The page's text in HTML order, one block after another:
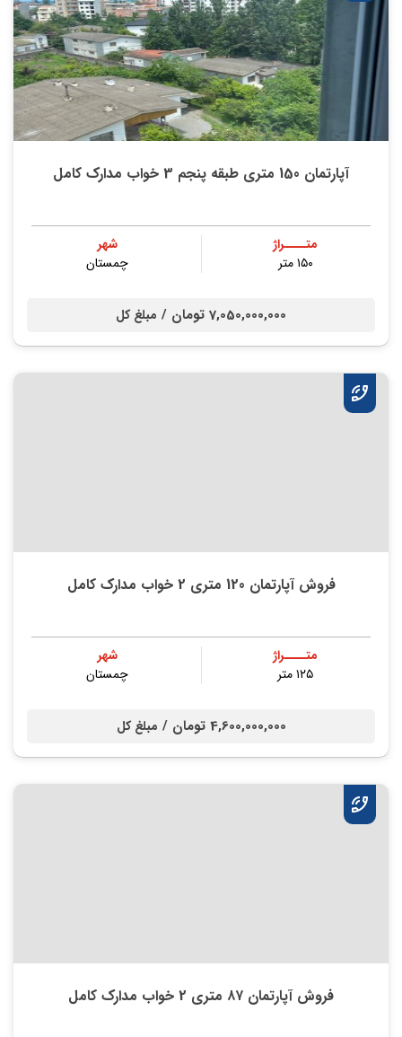
آپارتمان 150 متری طبقه پنجم 3 خواب مدارک کامل
متــــراژ
۱۵۰ متر
شهر
چمستان
7,050,000,000 تومان / مبلغ کل
فروش آپارتمان 120 متری 2 خواب مدارک کامل
متــــراژ
۱۲۵ متر
شهر
چمستان
4,600,000,000 تومان / مبلغ کل
فروش آپارتمان ۸۷ متری 2 خواب مدارک کامل